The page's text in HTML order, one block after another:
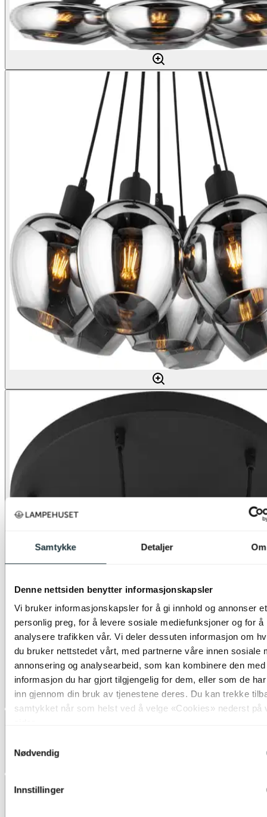
Samtykke Detaljer Om
Denne nettsiden benytter informasjonskapsler
Vi bruker informasjonskapsler for å gi innhold og annonser et
personlig preg, for å levere sosiale mediefunksjoner og for å
analysere trafikken vår. Vi deler dessuten informasjon om
du bruker nettstedet vårt, med partnerne våre innen sosiale
annonsering og analysearbeid, som kan kombinere den med
informasjon du har gjort tilgjengelig for dem, eller som de
inn gjennom din bruk av tjenestene deres. Du kan trekke
samtykket når som helst ved å velge «Cookies» nederst på
Nødvendig
Innstillinger